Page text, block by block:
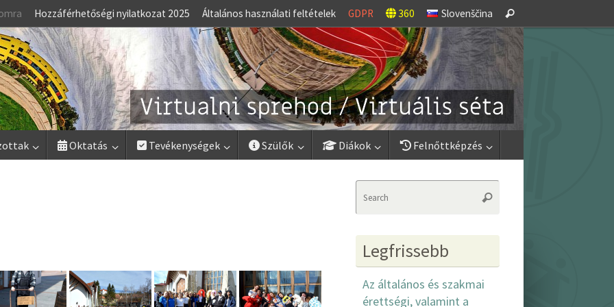
Hozzáférhetőségi nyilatkozat 2025 Általános használati feltételek GDPR 360 Slovenščina
for:
Search
Oktatás Tevékenységek Szülők Diákok Felnőttképzés
Search
Legfrissebb
Az általános és szakmai
érettségi, valamint a